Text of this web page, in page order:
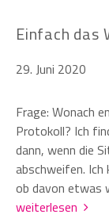
Einfach das
29. Juni 2020
Frage: Wonach
Protokoll? Ich
dann, wenn die
abschweifen. Ich
ob davon etwas
weiterlesen